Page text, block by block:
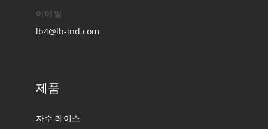
이메일
lb4@lb-ind.com
제품
자수 레이스